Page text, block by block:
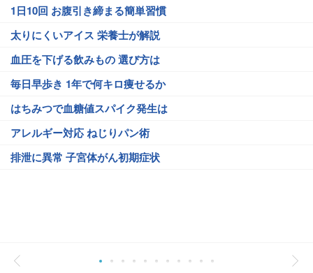
1日10回 お腹引き締まる簡単習慣
太りにくいアイス 栄養士が解説
血圧を下げる飲みもの 選び方は
毎日早歩き 1年で何キロ痩せるか
はちみつで血糖値スパイク発生は
アレルギー対応 ねじりパン術
排泄に異常 子宮体がん初期症状